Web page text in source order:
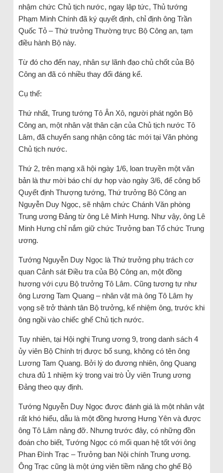
nhậm chức Chủ tịch nước, ngay lập tức, Thủ tướng
Phạm Minh Chính đã ký quyết định, chỉ định ông Trần
Quốc Tỏ – Thứ trưởng Thường trực Bộ Công an, tạm
điều hành Bộ này.
Từ đó cho đến nay, nhân sự lãnh đạo chủ chốt của Bộ
Công an đã có nhiều thay đổi đáng kể.
Cụ thể:
Thứ nhất, Trung tướng Tô Ân Xô, người phát ngôn Bộ
Công an, một nhân vật thân cận của Chủ tịch nước Tô
Lâm, đã chuyển sang nhận công tác mới tại Văn phòng
Chủ tịch nước.
Thứ 2, trên mạng xã hội ngày 1/6, loan truyền một văn
bản là thư mời báo chí dự họp vào ngày 3/6, để công bố
Quyết định Thượng tướng, Thứ trưởng Bộ Công an
Nguyễn Duy Ngọc, sẽ nhậm chức Chánh Văn phòng
Trung ương Đảng từ ông Lê Minh Hưng. Như vậy, ông Lê
Minh Hưng chỉ nắm giữ chức Trưởng ban Tổ chức Trung
ương.
Tướng Nguyễn Duy Ngọc là Thứ trưởng phụ trách cơ
quan Cảnh sát Điều tra của Bộ Công an, một đồng
hương với cựu Bộ trưởng Tô Lâm. Cũng tương tự như
ông Lương Tam Quang – nhân vật mà ông Tô Lâm hy
vọng sẽ trở thành tân Bộ trưởng, kế nhiệm ông, trước khi
ông ngồi vào chiếc ghế Chủ tịch nước.
Tuy nhiên, tại Hội nghị Trung ương 9, trong danh sách 4
ủy viên Bộ Chính trị được bổ sung, không có tên ông
Lương Tam Quang. Bởi lý do đương nhiên, ông Quang
chưa đủ 1 nhiệm kỳ trong vai trò Ủy viên Trung ương
Đảng theo quy định.
Tướng Nguyễn Duy Ngọc được đánh giá là một nhân vật
rất khó hiểu, dẫu là một đồng hương Hưng Yên và được
ông Tô Lâm nâng đỡ. Nhưng trước đây, có những đồn
đoán cho biết, Tướng Ngọc có mối quan hệ tốt với ông
Phan Đình Trạc – Trưởng ban Nội chính Trung ương.
Ông Trạc cũng là một ứng viên tiềm năng cho ghế Bộ